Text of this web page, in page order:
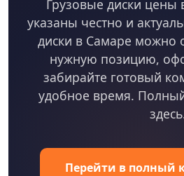
Грузовые диски цены
указаны честно и
диски в Самаре можно
нужную позицию,
забирайте готовый
удобное время.
Перейти в полный